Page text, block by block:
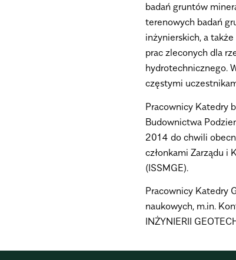
badań gruntów
terenowych badań
inżynierskich, a
prac zleconych dla
hydrotechnicznego.
częstymi
Pracownicy Katedry
Budownictwa
2014 do chwili
członkami Zarządu
(ISSMGE).
Pracownicy Katedry
naukowych, m.in.
INŻYNIERII